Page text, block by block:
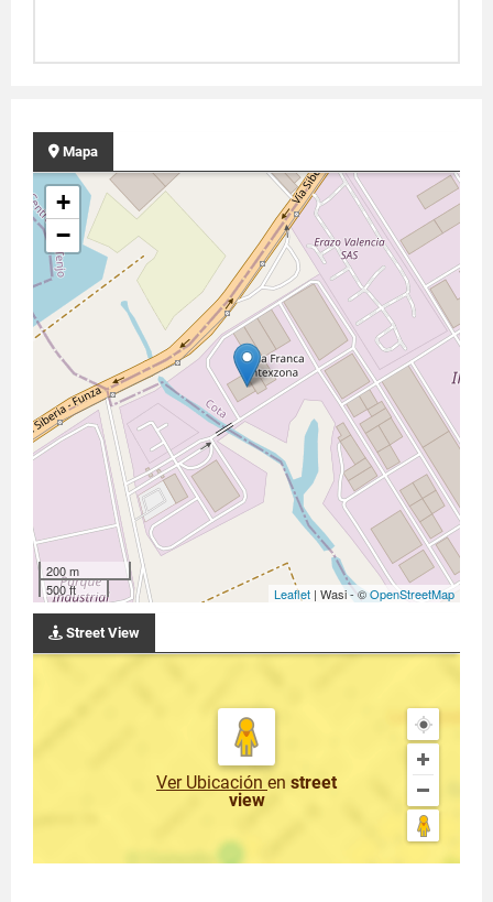
Mapa
+
−
200 m
500 ft
Leaflet | Wasi - ©OpenStreetMap
Street View
Ver Ubicación en street
view